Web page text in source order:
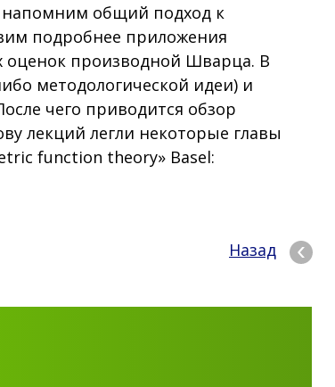
общий подход к
подробнее приложения
оценок производной Шварца. В
методологической идеи) и
чего приводится обзор
лекций легли некоторые главы
function theory» Basel:
Назад